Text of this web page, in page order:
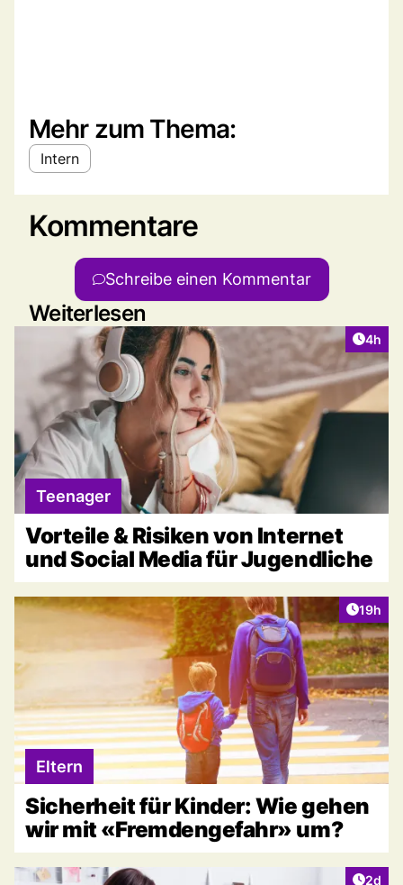
Mehr zum Thema:
Intern
Kommentare
Schreibe einen Kommentar
Weiterlesen
4h
Teenager
Vorteile & Risiken von Internet
und Social Media für Jugendliche
Artikel
19h
Eltern
Sicherheit für Kinder: Wie gehen
wir mit «Fremdengefahr» um?
2d